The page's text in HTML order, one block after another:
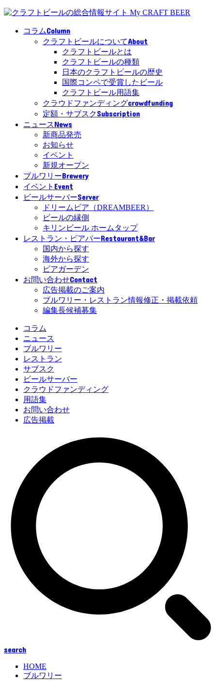
コラムColumn
クラフトビールについてAbout
クラフトビールとは
クラフトビールの種類
日本のクラフトビールの歴史
国際コンペで受賞したビール
クラフトビール用語集
クラウドファンディングcrowdfunding
定額・サブスクSubscription
ニュースNews
新商品発売
お知らせ
イベント
新規オープン
ブルワリーBrewery
イベント Event
ビールサーバーServer
ドリームビア（DREAMBEER）
ビールの縁側
キリンビール ホームタップ
レストラン・ビアバーRestaurant&Bar
国内から探す
海外から探す
ビアガーデン
お問い合わせContact
広告掲載のご案内
ブルワリー・レストラン情報修正・掲載依頼
編集長候補募集
コラム
ニュース
ブルワリー
レストラン
サブスク
ビールサーバー
クラウドファンディング
用語集
お問い合わせ
広告掲載
search
HOME
ブルワリー